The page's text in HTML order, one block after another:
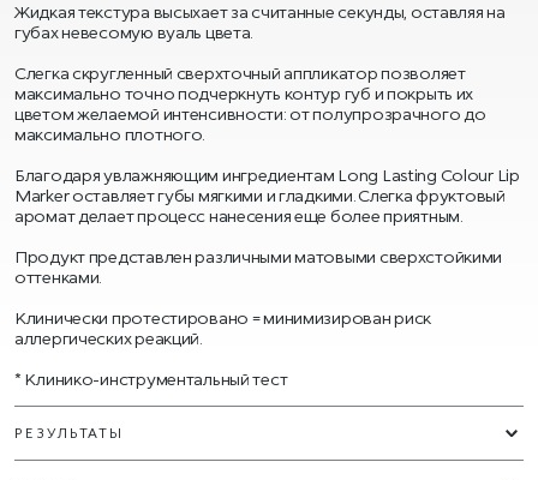
Жидкая текстура высыхает за считанные секунды, оставляя на
губах невесомую вуаль цвета.
Слегка скругленный сверхточный аппликатор позволяет
максимально точно подчеркнуть контур губ и покрыть их
цветом желаемой интенсивности: от полупрозрачного до
максимально плотного.
Благодаря увлажняющим ингредиентам Long Lasting Colour Lip
Marker оставляет губы мягкими и гладкими. Слегка фруктовый
аромат делает процесс нанесения еще более приятным.
Продукт представлен различными матовыми сверхстойкими
оттенками.
Клинически протестировано = минимизирован риск
аллергических реакций.
* Клинико-инструментальный тест
РЕЗУЛЬТАТЫ